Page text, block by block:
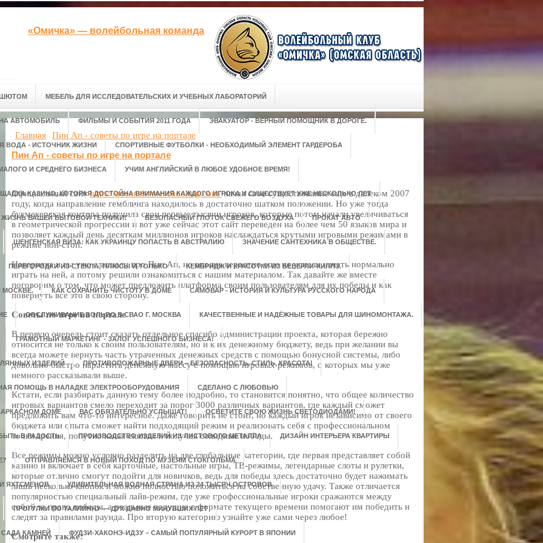
«Омичка» — волейбольная команда
МЕБЕЛЬ ДЛЯ ИССЛЕДОВАТЕЛЬСКИХ И УЧЕБНЫХ ЛАБОРАТОРИЙ
АВТОМОБИЛЬ ФИЛЬМЫ И СОБЫТИЯ 2011 ГОДА ЭВАКУАТОР - ВЕРНЫЙ ПОМОЩНИК В ДОРОГЕ.
ВОДА - ИСТОЧНИК ЖИЗНИ СПОРТИВНЫЕ ФУТБОЛКИ - НЕОБХОДИМЫЙ ЭЛЕМЕНТ ГАРДЕРОБА
И СРЕДНЕГО БИЗНЕСА УЧИМ АНГЛИЙСКИЙ В ЛЮБОЕ УДОБНОЕ ВРЕМЯ!
КАЗИНО, КОТОРАЯ ДОСТОЙНА ВНИМАНИЯ КАЖДОГО ИГРОКА И СУЩЕСТВУЕТ УЖЕ НЕСКОЛЬКО ЛЕТ
ЖИЗНЬ ВАШЕЙ БЫТОВОЙ ТЕХНИКИ! БЕЗОПАСНЫЙ ГЛОТОК СВЕЖЕГО ВОЗДУХА ПРОКАТ АВТО
ШЕНГЕНСКАЯ ВИЗА: КАК УКРАИНЦУ ПОПАСТЬ В АВСТРАЛИЮ ЗНАЧЕНИЕ САНТЕХНИКА В ОБЩЕСТВЕ.
ПЕРЕГОРОДКИ ИЗ СТЕКЛА, ПЛЮСЫ И ТОЛЬКО КЕМБРИДЖ И КРАСОТКИ ИЗ БЕВЕРЛИ-ХИЛЛЗ.
МОСКВЕ. КАК СОХРАНИТЬ ЧИСТОТУ В ДОМЕ САМОВАР - ИСТОРИЯ И КУЛЬТУРА РУССКОГО НАРОДА
ОБСЛУЖИВАНИЕ ВОЛЬВО В СВАО Г. МОСКВА КАЧЕСТВЕННЫЕ И НАДЁЖНЫЕ ТОВАРЫ ДЛЯ ШИНОМОНТАЖА.
ГРАМОТНЫЙ МАРКЕТИНГ - ЗАЛОГ УСПЕШНОГО БИЗНЕСА!
ИЗДЕЛИЙ ПРОТИВОПОЖАРНЫЕ ДВЕРИ – БЕЗОПАСНОСТЬ, СТИЛЬ, КРАСОТА!
ПОМОЩЬ В НАЛАДКЕ ЭЛЕКТРООБОРУДОВАНИЯ СДЕЛАНО С ЛЮБОВЬЮ
ДОМЕ ВАС ОБЯЗАТЕЛЬНО УСЛЫШАТ! ОСВЕТИТЕ СВОЮ ЖИЗНЬ СВЕТОДИОДАМИ!
В РАДОСТЬ ПРОИЗВОДСТВО ИЗДЕЛИЙ ИЗ ЛИСТОВОГО МЕТАЛЛА ДИЗАЙН ИНТЕРЬЕРА КВАРТИРЫ
ОТПРАВЛЯЕМСЯ В НОВЫЙ ПОХОД ПО МУЗЕЯМ СТОКГОЛЬМА
ЯХТСМЕНОВ УДИВИТЕЛЬНАЯ ВОДНАЯ СТРАНА ИЗ 24 ТЫСЯЧ ОСТРОВОВ
ПРОГУЛКИ ПО ТАЛЛИННУ — ДУХ ДАВНО МИНУВШИХ ЛЕТ
САДА КАМНЕЙ ФУДЗИ-ХАКОНЭ-ИДЗУ – САМЫЙ ПОПУЛЯРНЫЙ КУРОРТ В ЯПОНИИ
Главная Пин Ап - советы по игре на портале
Пин Ап - советы по игре на портале
Официальный сайтhttps://queenshomeschooling.com/начал свое существование еще в далеком 2007
году, когда направление гемблинга находилось в достаточно шатком положении. Но уже тогда
букмекерская контора получила свои первые тысячи игроков, которые потом начали увеличиваться
в геометрической прогрессии и вот уже сейчас этот сайт переведен на более чем 50 языков мира и
позволяет каждый день десяткам миллионов игроков наслаждаться крутыми игровыми режимами в
режиме нон-стоп.
Наверняка и вы уже слышали про Пин Ап, но вполне вероятно еще не успели начать нормально
играть на ней, а потому решили ознакомиться с нашим материалом. Так давайте же вместе
поговорим о том, что может предложить платформа своим пользователям для их победы и как
повернуть все это в свою сторону.
Советы по игре на портале
В первую очередь стоит сказать отдельное спасибо администрации проекта, которая бережно
относится не только к своим пользователям, но и к их денежному бюджету, ведь при желании вы
всегда можете вернуть часть утраченных денежных средств с помощью бонусной системы, либо
довольно быстро нарастить денежную массу с помощью игровых режимов, о которых мы уже
немного рассказывали выше.
Кстати, если разбирать данную тему более подробно, то становится понятно, что общее количество
игровых вариантов смело переходит за порог 3000 различных вариантов, где каждый сможет
предложить вам что-то интересное. Даже говорить не стоит, но каждый игрок независимо от своего
бюджета или опыта сможет найти подходящий режим и реализовать себя с профессиональном
точки зрения, попутно качая скиллы и получая солидные победы.
Все режимы можно условно разделить на две глобальные категории, где первая представляет собой
казино и включает в себя карточные, настольные игры, ТВ-режимы, легендарные слоты и рулетки,
которые отлично смогут подойти для новичков, ведь для победы здесь достаточно будет нажимать
лишь несколько кнопок и можно полностью положиться на собственную удачу. Также отличается
популярностью специальный лайв-режим, где уже профессиональные игроки сражаются между
собой за право победы, а реальные ведущие в формате текущего времени помогают им победить и
следят за правилами раунда. Про вторую категорию узнайте уже сами через любое!
Смотрите также: